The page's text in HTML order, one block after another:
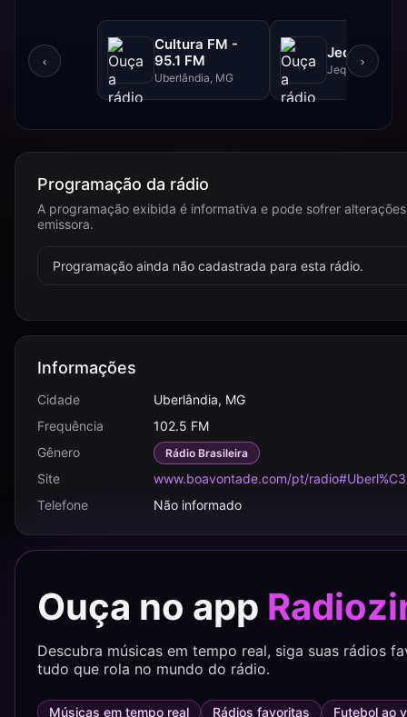
‹
Cultura FM -
95.1 FM
Uberlândia, MG
Jequitibá
Jequitibá, MG
›
Programação da rádio
A programação exibida é informativa e pode sofrer
emissora.
Programação ainda não cadastrada para esta rádio.
Informações
Cidade
Uberlândia, MG
Frequência
102.5 FM
Gênero
Rádio Brasileira
Site
www.boavontade.com/pt/
Telefone
Não informado
Ouça no app
Descubra músicas em tempo real, siga suas rádios
tudo que rola no mundo do rádio.
Músicas em tempo real Rádios favoritas
Futebol ao